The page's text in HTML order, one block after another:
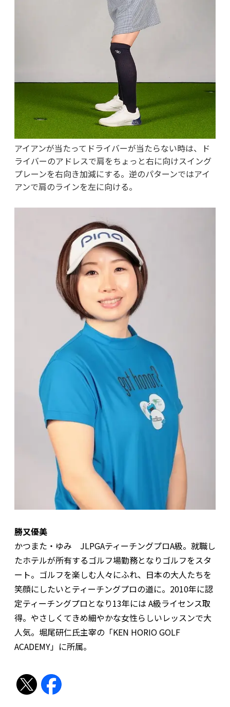
アイアンが当たってドライバーが当たらない時は、ド
ライバーのアドレスで肩をちょっと右に向けスイング
プレーンを右向き加減にする。逆のパターンではアイ
アンで肩のラインを左に向ける。
勝又優美
かつまた・ゆみ JLPGAティーチングプロA級。就職し
たホテルが所有するゴルフ場勤務となりゴルフをスタ
ート。ゴルフを楽しむ人々にふれ、日本の大人たちを
笑顔にしたいとティーチングプロの道に。2010年に認
定ティーチングプロとなり13年には A級ライセンス取
得。やさしくてきめ細やかな女性らしいレッスンで大
人気。堀尾研仁氏主宰の「KEN HORIO GOLF
ACADEMY」に所属。